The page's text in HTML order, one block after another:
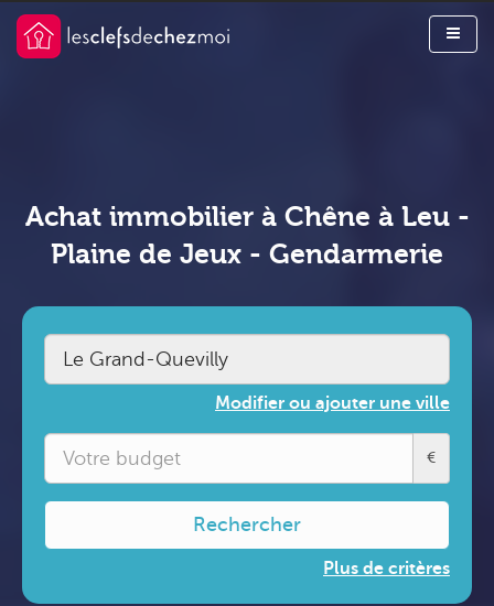
Achat immobilier à Chêne à Leu -
Plaine de Jeux - Gendarmerie
Modifier ou ajouter une ville
€
Rechercher
Plus de critères